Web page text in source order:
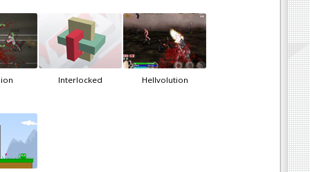
Interlocked Hellvolution